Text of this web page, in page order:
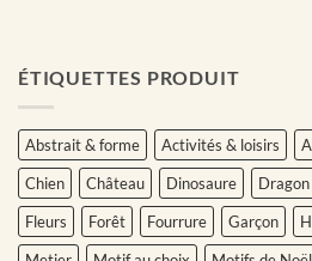
ÉTIQUETTES PRODUIT
Abstrait & forme Activités & loisirs
Chien
Château Dinosaure Dragon
Fleurs
Forêt Fourrure Garçon